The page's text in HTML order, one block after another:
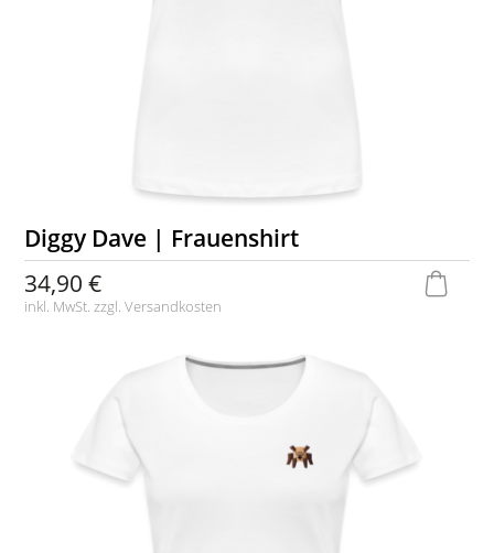
Diggy Dave | Frauenshirt
34,90 €
inkl. MwSt. zzgl.Versandkosten